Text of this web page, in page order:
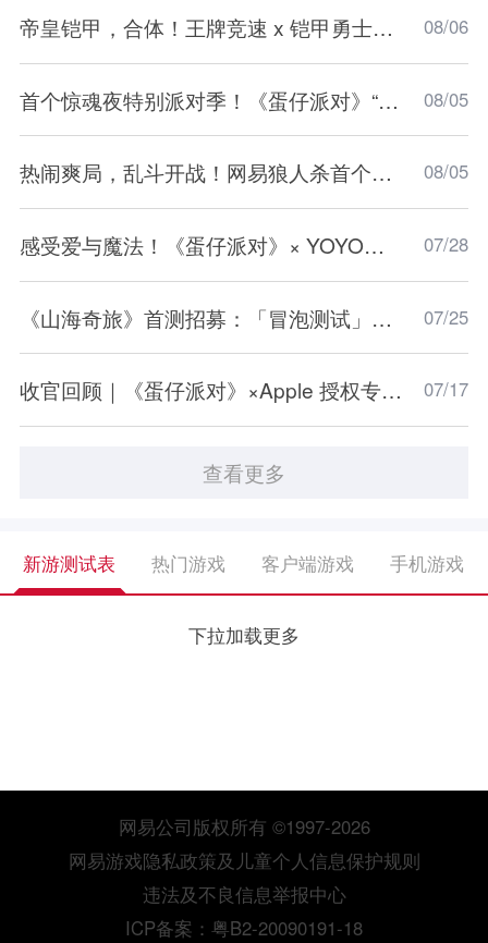
帝皇铠甲，合体！王牌竞速 x 铠甲勇士联动震撼开
08/06
首个惊魂夜特别派对季！《蛋仔派对》“惊魂盛典季
08/05
热闹爽局，乱斗开战！网易狼人杀首个欢乐大乱斗
08/05
感受爱与魔法！《蛋仔派对》× YOYO联动开启！
07/28
《山海奇旅》首测招募：「冒泡测试」招募现已
07/25
收官回顾｜《蛋仔派对》×Apple 授权专营店「超
07/17
查看更多
新游测试表 热门游戏 客户端游戏 手机游戏
下拉加载更多
网易公司版权所有 ©1997-2026
网易游戏隐私政策及儿童个人信息保护规则
违法及不良信息举报中心
ICP备案：粤B2-20090191-18